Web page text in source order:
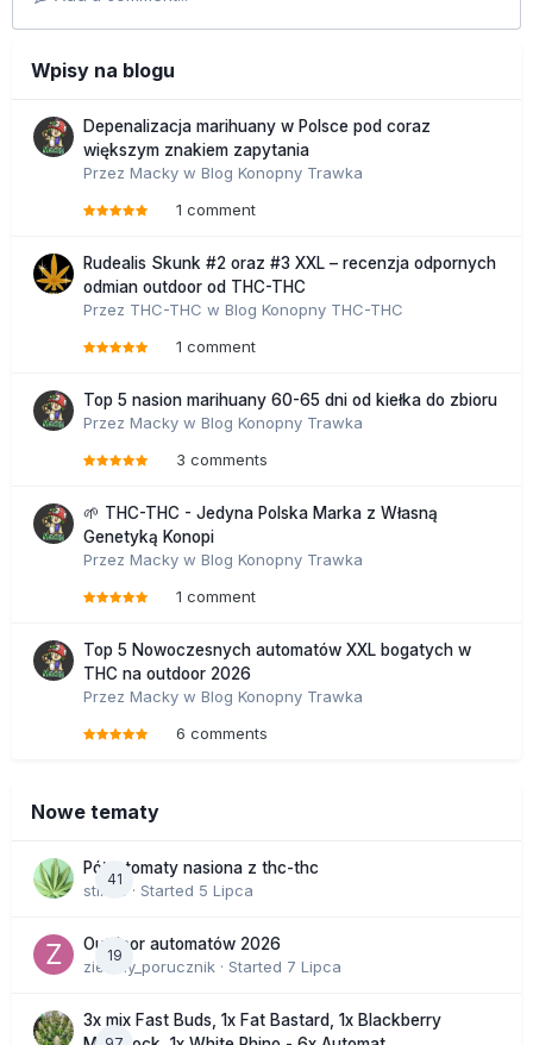
Wpisy na blogu
Depenalizacja marihuany w Polsce pod coraz
większym znakiem zapytania
Przez Macky w Blog Konopny Trawka
1 comment
Rudealis Skunk #2 oraz #3 XXL – recenzja odpornych
odmian outdoor od THC-THC
Przez THC-THC w Blog Konopny THC-THC
1 comment
Top 5 nasion marihuany 60-65 dni od kiełka do zbioru
Przez Macky w Blog Konopny Trawka
3 comments
🌱 THC-THC - Jedyna Polska Marka z Własną
Genetyką Konopi
Przez Macky w Blog Konopny Trawka
1 comment
Top 5 Nowoczesnych automatów XXL bogatych w
THC na outdoor 2026
Przez Macky w Blog Konopny Trawka
6 comments
Nowe tematy
41
Półautomaty nasiona z thc-thc
stix33 · Started 5 Lipca
19
Outdoor automatów 2026
zielony_porucznik · Started 7 Lipca
3x mix Fast Buds, 1x Fat Bastard, 1x Blackberry